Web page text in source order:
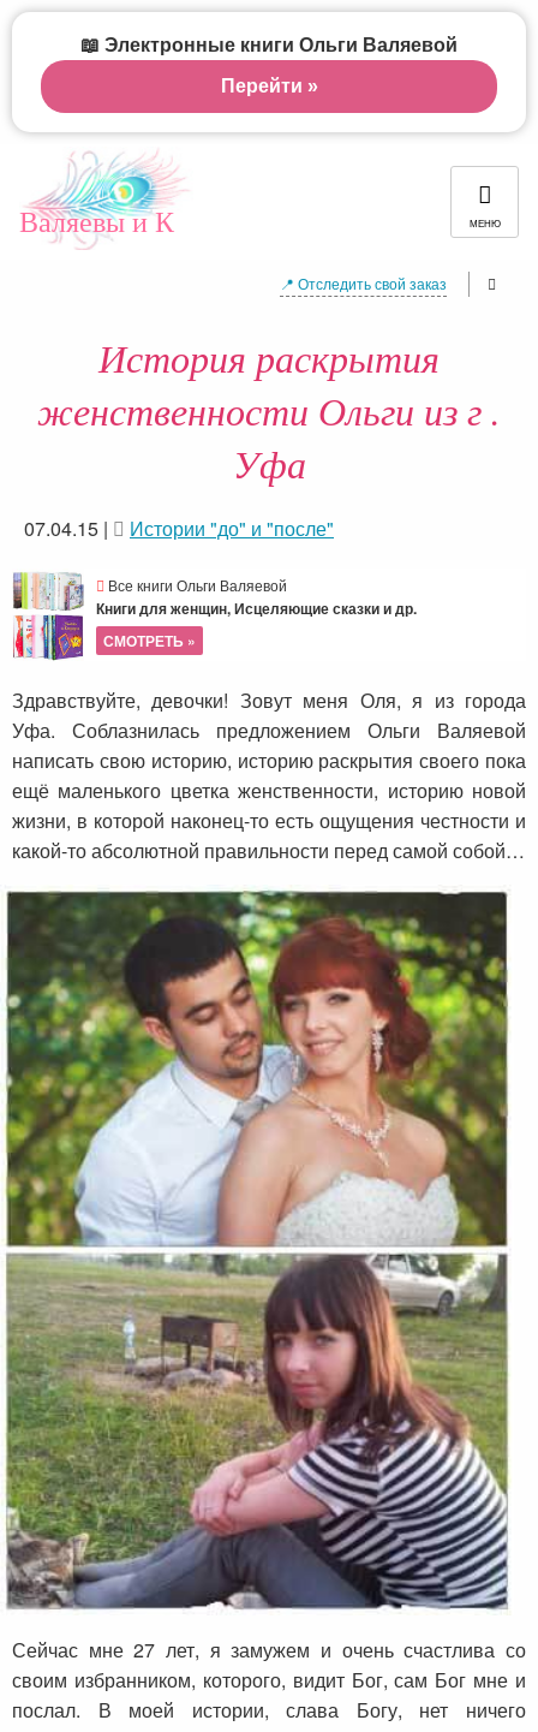
Валяевы и К МЕНЮ
📍 Отследить свой заказ
История раскрытия
женственности Ольги из г .
Уфа
07.04.15 | Истории "до" и "после"
Все книги Ольги Валяевой
Книги для женщин, Исцеляющие сказки и др.
СМОТРЕТЬ »
Здравствуйте, девочки! Зовут меня Оля, я из города
Уфа. Соблазнилась предложением Ольги Валяевой
написать свою историю, историю раскрытия своего пока
ещё маленького цветка женственности, историю новой
жизни, в которой наконец-то есть ощущения честности и
какой-то абсолютной правильности перед самой собой…
Сейчас мне 27 лет, я замужем и очень счастлива со
своим избранником, которого, видит Бог, сам Бог мне и
послал. В моей истории, слава Богу, нет ничего
📖 Электронные книги Ольги Валяевой
Перейти »